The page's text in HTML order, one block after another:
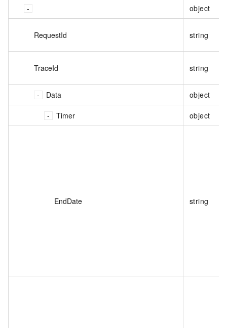
object
RequestId string
TraceId string
Data object
Timer object
EndDate string